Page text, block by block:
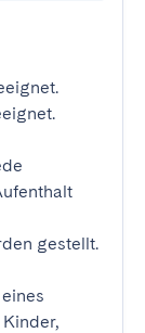
gestellt.